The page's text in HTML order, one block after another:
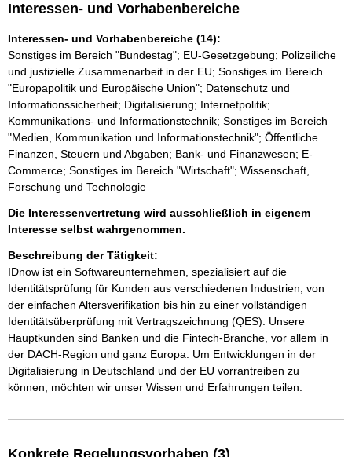
Interessen- und Vorhabenbereiche
Interessen- und Vorhabenbereiche (14):
Sonstiges im Bereich "Bundestag"; EU-Gesetzgebung; Polizeiliche
und justizielle Zusammenarbeit in der EU; Sonstiges im Bereich
"Europapolitik und Europäische Union"; Datenschutz und
Informationssicherheit; Digitalisierung; Internetpolitik;
Kommunikations- und Informationstechnik; Sonstiges im Bereich
"Medien, Kommunikation und Informationstechnik"; Öffentliche
Finanzen, Steuern und Abgaben; Bank- und Finanzwesen; E-
Commerce; Sonstiges im Bereich "Wirtschaft"; Wissenschaft,
Forschung und Technologie
Die Interessenvertretung wird ausschließlich in eigenem
Interesse selbst wahrgenommen.
Beschreibung der Tätigkeit:
IDnow ist ein Softwareunternehmen, spezialisiert auf die
Identitätsprüfung für Kunden aus verschiedenen Industrien, von
der einfachen Altersverifikation bis hin zu einer vollständigen
Identitätsüberprüfung mit Vertragszeichnung (QES). Unsere
Hauptkunden sind Banken und die Fintech-Branche, vor allem in
der DACH-Region und ganz Europa. Um Entwicklungen in der
Digitalisierung in Deutschland und der EU vorrantreiben zu
können, möchten wir unser Wissen und Erfahrungen teilen.
Konkrete Regelungsvorhaben (3)